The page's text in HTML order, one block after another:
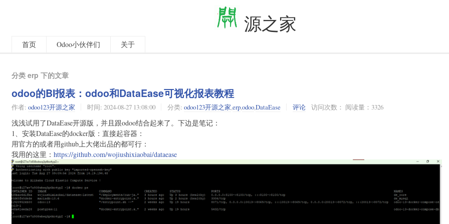
源之家
首页 Odoo小伙伴们 关于
分类 erp 下的文章
odoo的BI报表：odoo和DataEase可视化报表教程
作者:odoo123开源之家 时间:2024-08-27 13:08:00 分类:odoo123开源之家,erp,odoo,DataEase 评论 访问次数： 阅读量：3326
浅浅试用了DataEase开源版，并且跟odoo结合起来了。下边是笔记：
1、安装DataEase的docker版：直接起容器：
用官方的或者用github上大佬出品的都可行：
我用的这里：https://github.com/wojiushixiaobai/dataease